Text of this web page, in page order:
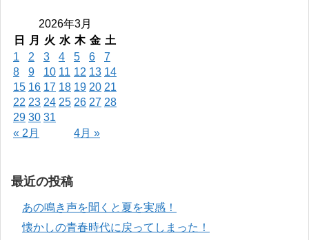
2026年3月
日
月 火 水 木 金 土
« 2月 4月 »
1 2 3 4 5 6
7
8
9 10 11 12 13 14
15 16 17 18 19 20 21
22 23 24 25 26 27 28
29 30 31
最近の投稿
あの鳴き声を聞くと夏を実感！
懐かしの青春時代に戻ってしまった！